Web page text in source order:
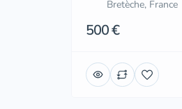
Bretèche, France
500 €